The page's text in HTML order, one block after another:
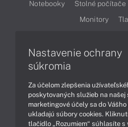
Notebooky Stolné počítače
Monitory
Články
Obchodné informácie
Technológie
Obsah
Nastavenie ochrany
súkromia
Za účelom zlepšenia
poskytovaných služieb na našej
marketingové účely sa do
ukladajú súbory cookies.
tlačidlo „Rozumiem“ súhlasíte s